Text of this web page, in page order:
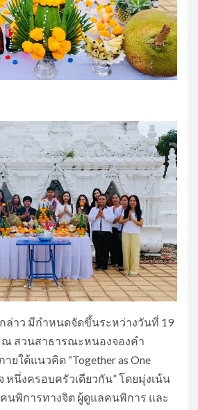
ล่าว มีกำหนดจัดขึ้นระหว่างวันที่ 19
ณ สวนสาธารณะหนองจองคำ
ยใต้แนวคิด “Together as One
หนึ่งครอบครัวเดียวกัน” โดยมุ่งเน้น
พิการทางจิต ผู้ดูแลคนพิการ และ